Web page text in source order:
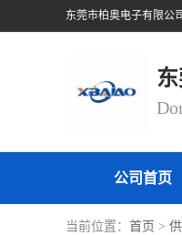
公司首页
当前位置： 首页 >